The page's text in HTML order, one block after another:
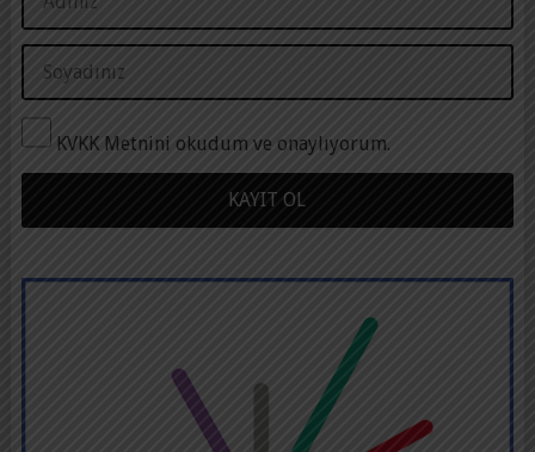
KVKK Metnini okudum ve onaylıyorum.